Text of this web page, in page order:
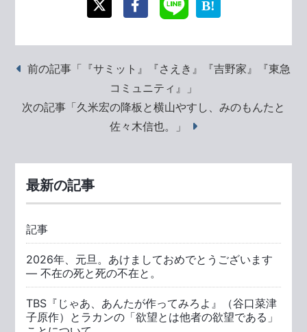
前の記事「『サミット』『さえき』『吉野家』『東急
コミュニティ』」
次の記事「久米宏の降板と横山やすし、みのもんたと
佐々木信也。」
最新の記事
記事
2026年、元旦。あけましておめでとうございます
― 不在の死と死の不在と。
TBS『じゃあ、あんたが作ってみろよ』（谷口菜津
子原作）とラカンの「欲望とは他者の欲望である」